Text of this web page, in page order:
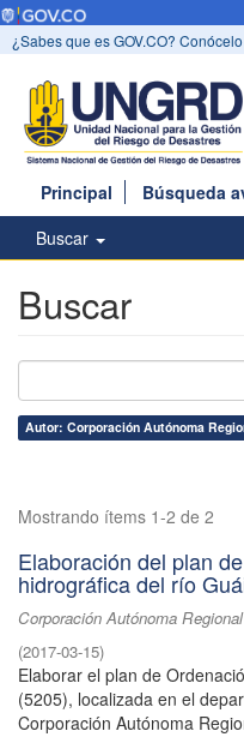
¿Sabes que es GOV.CO?
Principal Búsqueda
Buscar
Buscar
Autor: Corporación Autónoma
Mostrando ítems 1-2 de 2
Elaboración del plan
hidrográfica del río
Corporación Autónoma
(2017-03-15)
Elaborar el plan de
(5205), localizada en el
Corporación Autónoma